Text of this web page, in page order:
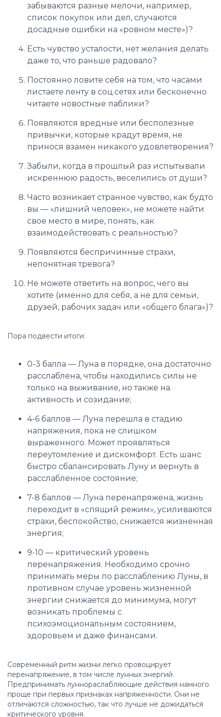
забываются разные мелочи, например,
список покупок или дел, случаются
досадные ошибки на «ровном месте»)?
Есть чувство усталости, нет желания делать
даже то, что раньше радовало?
Постоянно ловите себя на том, что часами
листаете ленту в соц.сетях или бесконечно
читаете новостные паблики?
Появляются вредные или бесполезные
привычки, которые крадут время, не
принося взамен никакого удовлетворения?
Забыли, когда в прошлый раз испытывали
искреннюю радость, веселились от души?
Часто возникает странное чувство, как будто
вы — «лишний человек», не можете найти
свое место в мире, понять, как
взаимодействовать с реальностью?
Появляются беспричинные страхи,
непонятная тревога?
Не можете ответить на вопрос, чего вы
хотите (именно для себя, а не для семьи,
друзей, рабочих задач или «общего блага»)?
Пора подвести итоги:
0-3 балла — Луна в порядке, она достаточно
расслаблена, чтобы находились силы не
только на выживание, но также на
активность и созидание;
4-6 баллов — Луна перешла в стадию
напряжения, пока не слишком
выраженного. Может проявляться
переутомление и дискомфорт. Есть шанс
быстро сбалансировать Луну и вернуть в
расслабленное состояние;
7-8 баллов — Луна перенапряжена, жизнь
переходит в «спящий режим», усиливаются
страхи, беспокойство, снижается жизненная
энергия;
9-10 — критический уровень
перенапряжения. Необходимо срочно
принимать меры по расслаблению Луны, в
противном случае уровень жизненной
энергии снижается до минимума, могут
возникать проблемы с
психоэмоциональным состоянием,
здоровьем и даже финансами.
Современный ритм жизни легко провоцирует
перенапряжение, в том числе лунных энергий.
Предпринимать луннораслабляющие действия намного
проще при первых признаках напряженности. Они не
отличаются сложностью, так что лучше не дожидаться
критического уровня.